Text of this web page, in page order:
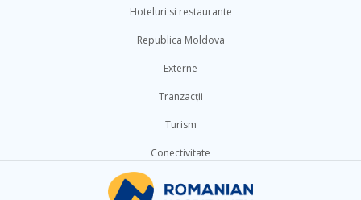
Hoteluri si restaurante
Republica Moldova
Externe
Tranzacții
Turism
Conectivitate